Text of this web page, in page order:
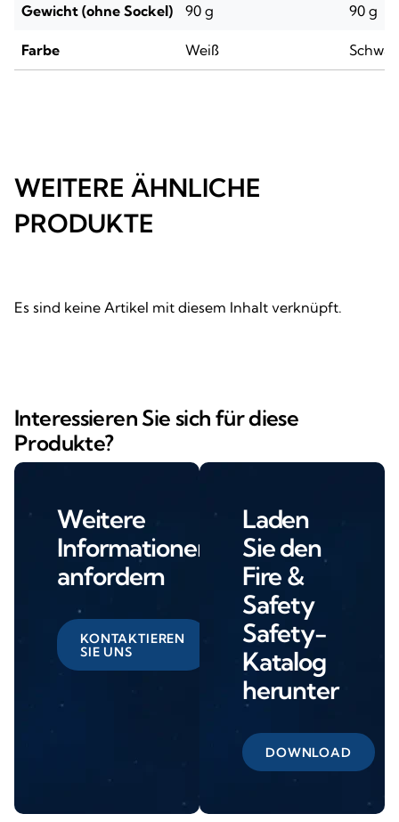
Gewicht (ohne Sockel) 90 g 90 g
Farbe Weiß
WEITERE ÄHNLICHE
PRODUKTE
Es sind keine Artikel mit diesem Inhalt verknüpft.
Interessieren Sie sich für diese
Produkte?
Weitere
Informationen
anfordern
KONTAKTIEREN
SIE UNS
Laden
Sie den
Fire &
Safety
Safety-
Katalog
herunter
DOWNLOAD